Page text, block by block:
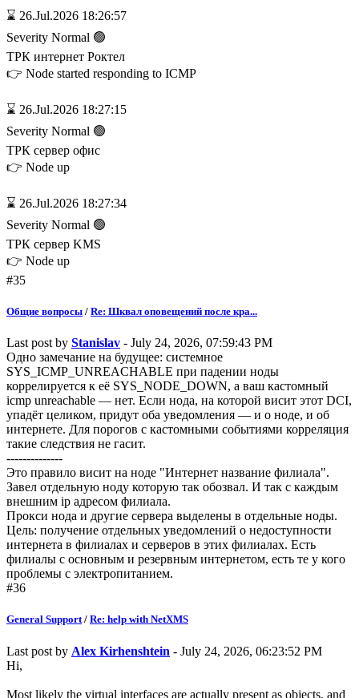
⌛ 26.Jul.2026 18:26:57
Severity Normal 🟢
ТРК интернет Роктел
👉 Node started responding to ICMP
⌛ 26.Jul.2026 18:27:15
Severity Normal 🟢
ТРК сервер офис
👉 Node up
⌛ 26.Jul.2026 18:27:34
Severity Normal 🟢
ТРК сервер KMS
👉 Node up
#35
Общие вопросы / Re: Шквал оповещений после кра...
Last post by Stanislav - July 24, 2026, 07:59:43 PM
Одно замечание на будущее: системное
SYS_ICMP_UNREACHABLE при падении ноды
коррелируется к её SYS_NODE_DOWN, а ваш кастомный
icmp unreachable — нет. Если нода, на которой висит этот DCI,
упадёт целиком, придут оба уведомления — и о ноде, и об
интернете. Для порогов с кастомными событиями корреляция
такие следствия не гасит.
--------------
Это правило висит на ноде "Интернет название филиала".
Завел отдельную ноду которую так обозвал. И так с каждым
внешним ip адресом филиала.
Прокси нода и другие сервера выделены в отдельные ноды.
Цель: получение отдельных уведомлений о недоступности
интернета в филиалах и серверов в этих филиалах. Есть
филиалы с основным и резервным интернетом, есть те у кого
проблемы с электропитанием.
#36
General Support/ Re: help with NetXMS
Last post by Alex Kirhenshtein - July 24, 2026, 06:23:52 PM
Hi,
Most likely the virtual interfaces are actually present as objects, and